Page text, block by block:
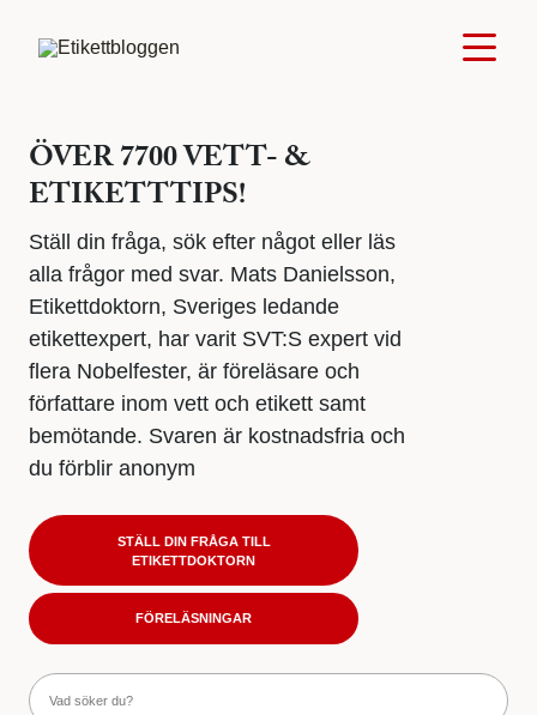
ÖVER 7700 VETT- &
ETIKETTTIPS!
Ställ din fråga, sök efter något eller läs
alla frågor med svar. Mats Danielsson,
Etikettdoktorn, Sveriges ledande
etikettexpert, har varit SVT:S expert vid
flera Nobelfester, är föreläsare och
författare inom vett och etikett samt
bemötande. Svaren är kostnadsfria och
du förblir anonym
STÄLL DIN FRÅGA TILL
ETIKETTDOKTORN
FÖRELÄSNINGAR